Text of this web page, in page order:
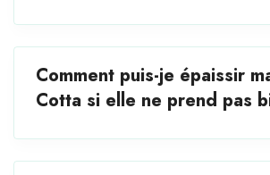
Comment puis-je épaissir
Cotta si elle ne prend pas